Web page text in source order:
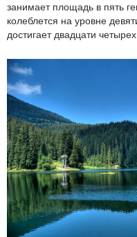
занимает площадь в пять
колеблется на уровне
достигает двадцати